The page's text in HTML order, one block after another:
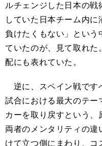
ルチェンジした日本の
していた日本チーム内に
負けたくもない」という
ていたのが、見て取れ
配にも表れていた。
逆に、スペイン戦です
試合における最大のテー
カーを取り戻すという
両者のメンタリティの
けて立つ側にまわり、